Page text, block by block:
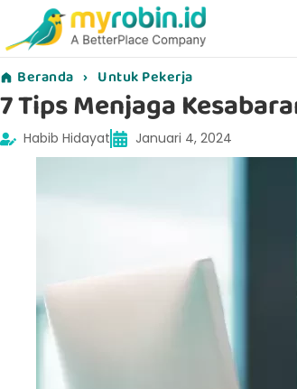
Beranda › Untuk Pekerja
7 Tips Menjaga
Habib Hidayat Januari 4, 2024